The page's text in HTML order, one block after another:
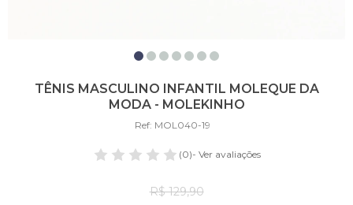
TÊNIS MASCULINO INFANTIL MOLEQUE DA
MODA - MOLEKINHO
Ref: MOL040-19
(0)- Ver avaliações
R$ 129,90